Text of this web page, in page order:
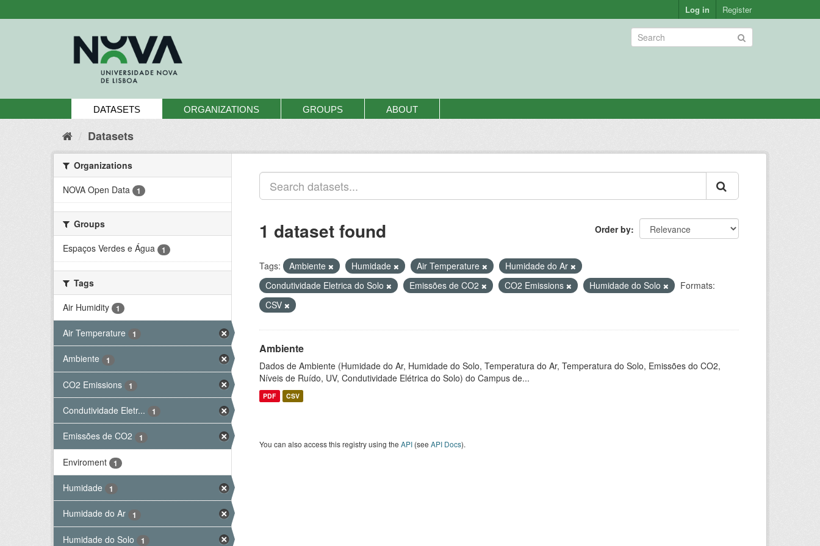
to
Log in Register
DATASETS ORGANIZATIONS GROUPS ABOUT
Datasets
Organizations
NOVA Open Data
1
Groups
Espaços Verdes e Água
1
Tags
Air Humidity
1
Air Temperature 1
Ambiente 1
CO2 Emissions 1
Condutividade Eletr... 1
Emissões de CO2 1
Enviroment 1
Humidade 1
Humidade do Ar 1
Humidade do Solo 1
Order by
1 dataset found
Tags: Ambiente Humidade Air Temperature
Humidade do Ar
Condutividade Eletrica do Solo
Emissões de CO2 CO2 Emissions Humidade do Solo
Formats:
CSV
Ambiente
Dados de Ambiente (Humidade do Ar, Humidade do Solo, Temperatura do Ar, Temperatura do Solo, Emissões do CO2,
Níveis de Ruído, UV, Condutividade Elétrica do Solo) do Campus de...
PDF CSV
You can also access this registry using the API (see API Docs).